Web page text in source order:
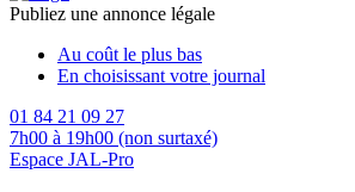
Publiez une annonce légale
Au coût le plus bas
En choisissant votre journal
01 84 21 09 27
7h00 à 19h00 (non surtaxé)
Espace JAL-Pro